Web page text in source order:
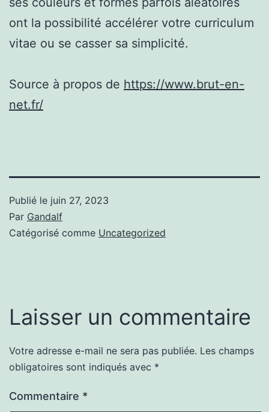
ont la possibilité accélérer votre curriculum
vitae ou se casser sa simplicité.
Source à propos de https://www.brut-en-
net.fr/
Publié le juin 27, 2023
Par Gandalf
Catégorisé comme Uncategorized
Laisser un commentaire
Votre adresse e-mail ne sera pas publiée. Les champs
obligatoires sont indiqués avec *
Commentaire *